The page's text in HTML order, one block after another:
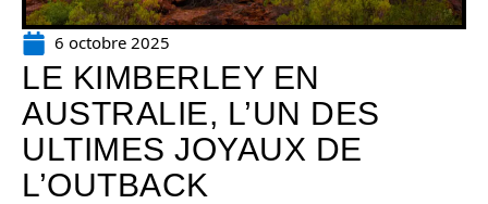
6 octobre 2025
LE KIMBERLEY EN
AUSTRALIE, L’UN DES
ULTIMES JOYAUX DE
L’OUTBACK